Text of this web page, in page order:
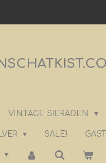
VINTAGE SIERADEN
SALE!